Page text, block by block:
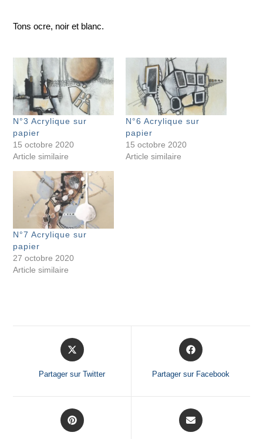
Tons ocre, noir et blanc.
N°3 Acrylique sur
papier
15 octobre 2020
Article similaire
N°6 Acrylique sur
papier
15 octobre 2020
Article similaire
N°7 Acrylique sur
papier
27 octobre 2020
Article similaire
Partager sur Twitter Partager sur Facebook